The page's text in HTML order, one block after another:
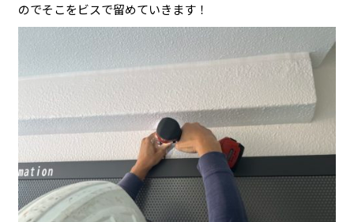
のでそこをビスで留めていきます！